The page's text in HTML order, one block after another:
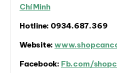
Chí Minh
Hotline: 0934.687.369
Website:
Facebook: Fb.com/